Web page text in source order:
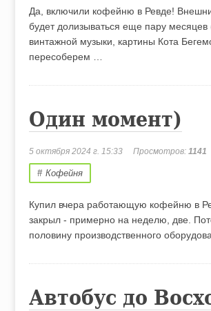
Да, включили кофейню в Ревде!
будет долизываться еще пару месяцев
винтажной музыки, картины Кота
пересоберем …
Один момент)
5 октября 2024 г. 15:33 Просмотров:1141
Кофейня
Купил вчера работающую кофейню в
закрыл - примерно на неделю, две.
половину производственного
Автобус до